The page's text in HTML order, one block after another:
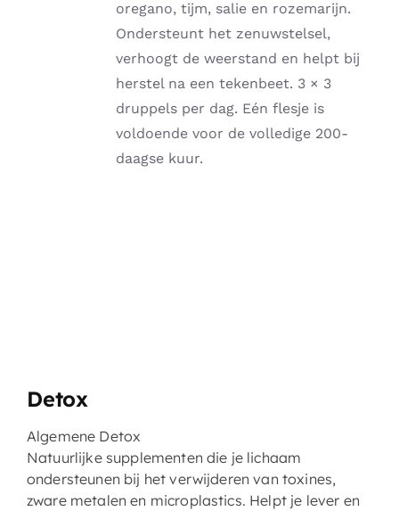
oregano, tijm, salie en rozemarijn.
Ondersteunt het zenuwstelsel,
verhoogt de weerstand en helpt bij
herstel na een tekenbeet. 3 × 3
druppels per dag. Eén flesje is
voldoende voor de volledige 200-
daagse kuur.
Detox
Algemene Detox
Natuurlijke supplementen die je lichaam
ondersteunen bij het verwijderen van toxines,
zware metalen en microplastics. Helpt je lever en